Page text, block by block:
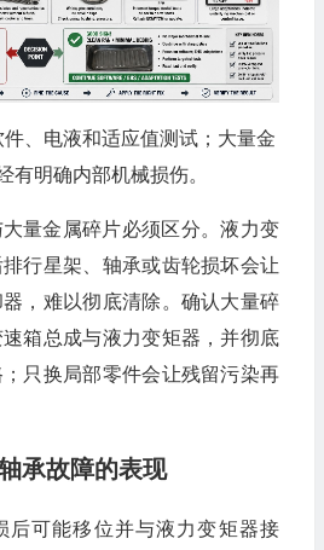
、电液和适应值测试；大量金
有明确内部机械损伤。
量金属碎片必须区分。液力变
行星架、轴承或齿轮损坏会让
，难以彻底清除。确认大量碎
箱总成与液力变矩器，并彻底
只换局部零件会让残留污染再
承故障的表现
后可能移位并与液力变矩器接